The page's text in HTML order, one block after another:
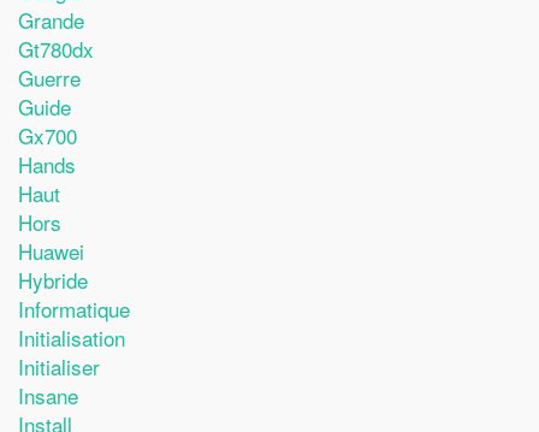
Grande
Gt780dx
Guerre
Guide
Gx700
Hands
Haut
Hors
Huawei
Hybride
Informatique
Initialisation
Initialiser
Insane
Install